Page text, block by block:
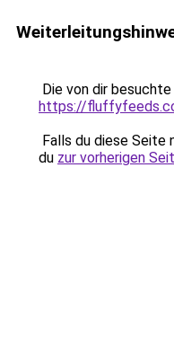
Die von dir
https://
Falls du diese Seite
du zur vorherigen